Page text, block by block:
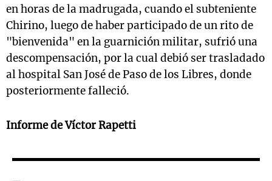
en horas de la madrugada, cuando el subteniente
Chirino, luego de haber participado de un rito de
"bienvenida" en la guarnición militar, sufrió una
descompensación, por la cual debió ser trasladado
al hospital San José de Paso de los Libres, donde
posteriormente falleció.
Informe de Víctor Rapetti